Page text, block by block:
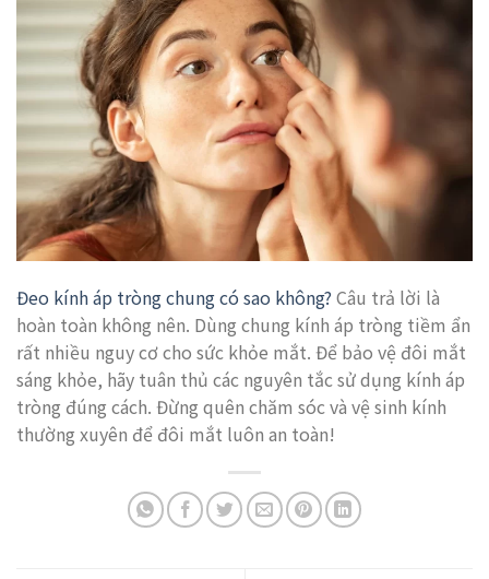
Đeo kính áp tròng chung có sao không? Câu trả lời là
hoàn toàn không nên. Dùng chung kính áp tròng tiềm ẩn
rất nhiều nguy cơ cho sức khỏe mắt. Để bảo vệ đôi mắt
sáng khỏe, hãy tuân thủ các nguyên tắc sử dụng kính áp
tròng đúng cách. Đừng quên chăm sóc và vệ sinh kính
thường xuyên để đôi mắt luôn an toàn!